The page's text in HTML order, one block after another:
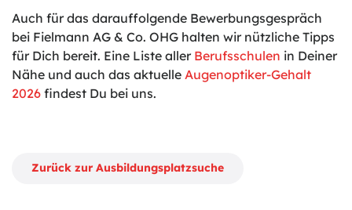
Auch für das darauffolgende Bewerbungsgespräch
bei Fielmann AG & Co. OHG halten wir nützliche Tipps
für Dich bereit. Eine Liste aller Berufsschulen in Deiner
Nähe und auch das aktuelle Augenoptiker-Gehalt
2026 findest Du bei uns.
Zurück zur Ausbildungsplatzsuche